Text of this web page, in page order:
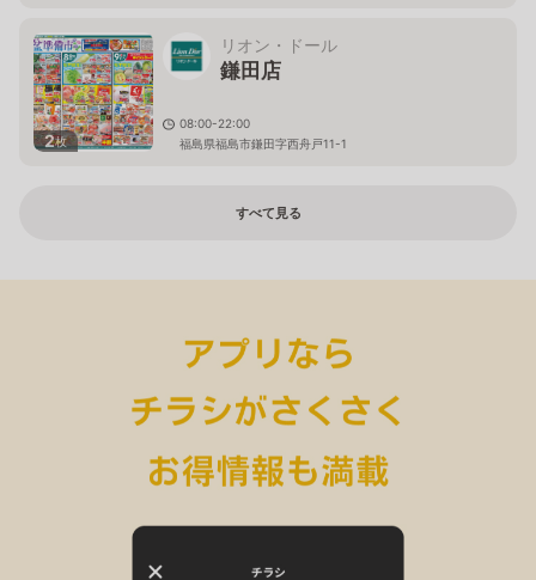
2枚
リオン・ドール
鎌田店
08:00-22:00
福島県福島市鎌田字西舟戸11-1
すべて見る